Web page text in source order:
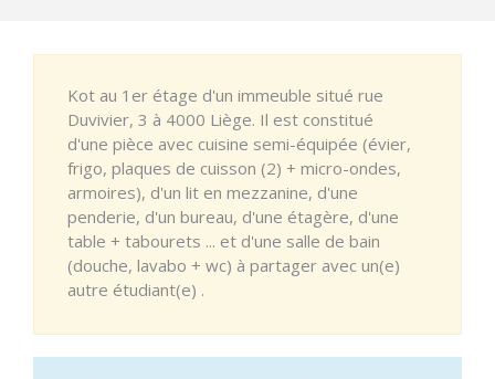
Kot au 1er étage d'un immeuble situé rue
Duvivier, 3 à 4000 Liège. Il est constitué
d'une pièce avec cuisine semi-équipée (évier,
frigo, plaques de cuisson (2) + micro-ondes,
armoires), d'un lit en mezzanine, d'une
penderie, d'un bureau, d'une étagère, d'une
table + tabourets ... et d'une salle de bain
(douche, lavabo + wc) à partager avec un(e)
autre étudiant(e) .